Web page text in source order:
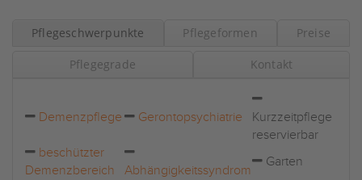
Pflegeschwerpunkte Pflegeformen Preise
Pflegegrade Kontakt
Demenzpflege Gerontopsychiatrie
Kurzzeitpflege
reservierbar
beschützter
Demenzbereich
Abhängigkeitssyndrom
Garten